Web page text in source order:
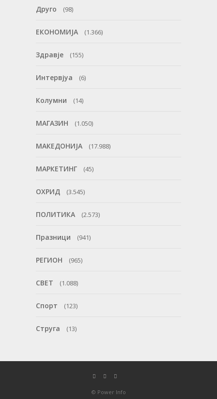
Друго (98)
ЕКОНОМИЈА (1.366)
Здравје (155)
Интервјуа (6)
Колумни (14)
МАГАЗИН (1.050)
МАКЕДОНИЈА (17.988)
МАРКЕТИНГ (45)
ОХРИД (3.545)
ПОЛИТИКА (2.573)
Празници (941)
РЕГИОН (965)
СВЕТ (1.088)
Спорт (123)
Струга (13)
© Power Info